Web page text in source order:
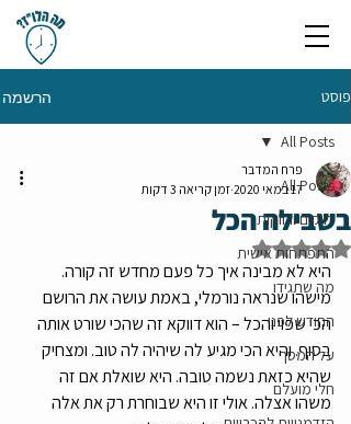
פוסט הרשמה
All Posts
רווקים ורווקות
התפתחות אישית
מה שתגידו
החודש לפני
על המסך
חלי מועלם
All Posts
בשבילה הכל
פרח המדבר
17 במאי 2020
זמן קריאה 3 דקות
דירוג של NaN מתוך 5 כוכבים
היא לא מבינה איך כל פעם מחדש זה קורה.
מישהו שנראה נורמלי, באמת עושה את הרושם
הכי שפוי והכל – הוא דווקא זה שהכי שורט אותה
בסוף. והיא הכי מגיע לה שיהיה לה טוב. ומצחיק
שהיא כזאת נשמה טובה. היא שואלת אם זה
משהו אצלה. אולי זו היא שבוחרת רק את אלה